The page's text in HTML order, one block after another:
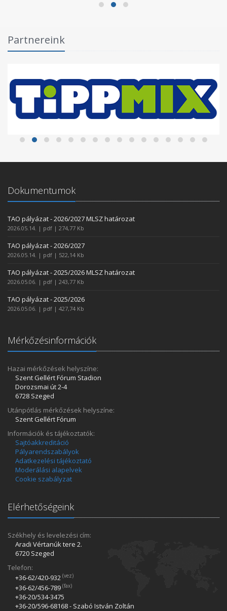
Partnereink
Dokumentumok
TAO pályázat - 2026/2027 MLSZ határozat
2026.05.14. | pdf | 274,77 Kb
TAO pályázat - 2026/2027
2026.05.14. | pdf | 522,14 Kb
TAO pályázat - 2025/2026 MLSZ határozat
2026.05.06. | pdf | 243,77 Kb
TAO pályázat - 2025/2026
2026.05.06. | pdf | 427,74 Kb
Mérkőzésinformációk
Hazai mérkőzések helyszíne:
Szent Gellért Fórum Stadion
Dorozsmai út 2-4
6728 Szeged
Utánpótlás mérkőzések helyszíne:
Szent Gellért Fórum
Információk és tájékoztatók:
Sajtóakkreditáció
Pályarendszabályok
Adatkezelési tájékoztató
Moderálási alapelvek
Cookie szabályzat
Elérhetőségeink
Székhely és levelezési cím:
Aradi Vértanúk tere 2.
6720 Szeged
Telefon:
+36-62/420­-932 (vez)
+36-62/456­-789 (fax)
+36-20/534­-3475
+36-20/596­-68168 - Szabó István Zoltán